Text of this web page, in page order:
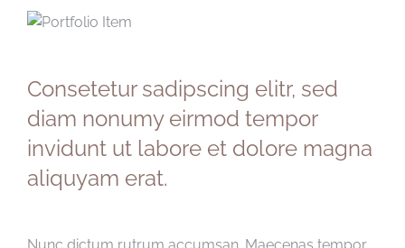
Consetetur sadipscing elitr, sed
diam nonumy eirmod tempor
invidunt ut labore et dolore magna
aliquyam erat.